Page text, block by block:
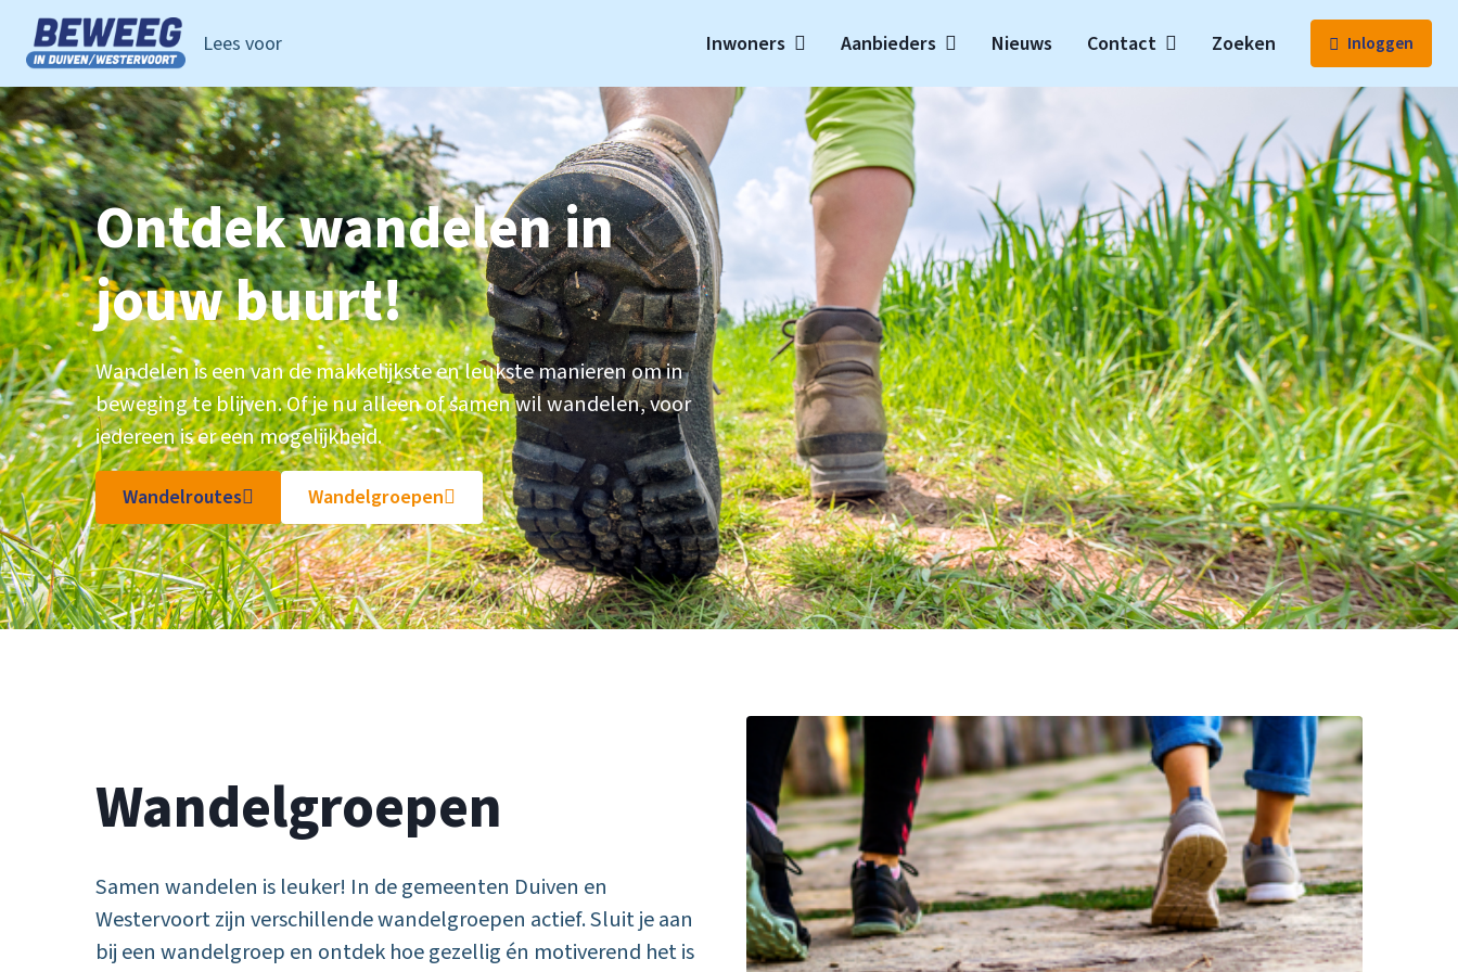
Ga naar de homepage van Beweeg in Duiven Westervoort
Lees voor Inwoners Aanbieders Nieuws Contact Zoeken Inloggen
Ontdek wandelen in
jouw buurt!
Wandelen is een van de makkelijkste en leukste manieren om in
beweging te blijven. Of je nu alleen of samen wil wandelen, voor
iedereen is er een mogelijkheid.
Wandelroutes Wandelgroepen
Wandelgroepen
Samen wandelen is leuker! In de gemeenten Duiven en
Westervoort zijn verschillende wandelgroepen actief. Sluit je aan
bij een wandelgroep en ontdek hoe gezellig én motiverend het is